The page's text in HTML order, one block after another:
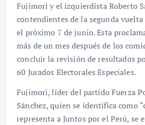
Fujimori y el izquierdista Roberto
contendientes de la segunda vuelta
el próximo 7 de junio. Esta
más de un mes después de los
concluir la revisión de resultados
60 Jurados Electorales Especiales.
Fujimori, líder del partido Fuerza
Sánchez, quien se identifica como
representa a Juntos por el Perú, se